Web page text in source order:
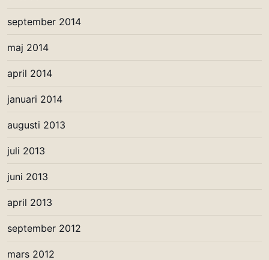
september 2014
maj 2014
april 2014
januari 2014
augusti 2013
juli 2013
juni 2013
april 2013
september 2012
mars 2012